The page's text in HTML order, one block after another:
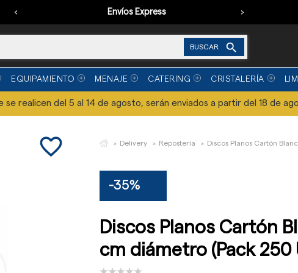
Envíos Express
‹ ›
BUSCAR 
EQUIPAMIENTO MENAJE CATERING CRISTALERÍA
se realicen del 5 al 14 de agosto, serán enviados a partir del 18 de
favorite_border Delivery Repostería Discos Planos Cartón
-35%
Discos Planos Cartón
cm diámetro (Pack 250